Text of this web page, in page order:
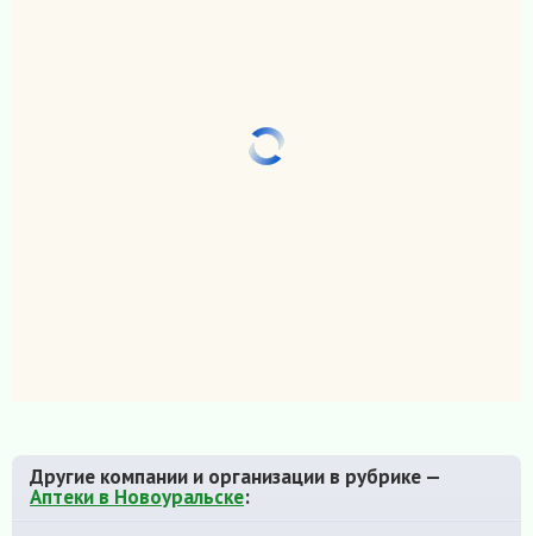
Другие компании и организации в рубрике —
Аптеки в Новоуральске: